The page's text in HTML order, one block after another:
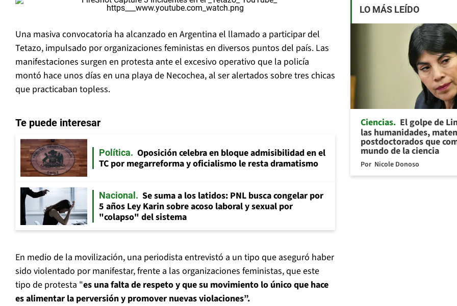
Una masiva convocatoria ha alcanzado en Argentina el llamado a participar del
Tetazo, impulsado por organizaciones feministas en diversos puntos del país. Las
manifestaciones surgen en protesta ante el excesivo operativo que la policía
montó hace unos días en una playa de Necochea, al ser alertados sobre tres chicas
que practicaban topless.
Te puede interesar
Política
Oposición celebra en bloque admisibilidad en el
TC por megarreforma y oficialismo le resta dramatismo
Nacional
Se suma a los latidos: PNL busca congelar por
5 años Ley Karin sobre acoso laboral y sexual por
"colapso" del sistema
En medio de la movilización, una periodista entrevistó a un tipo que aseguró haber
sido violentado por manifestar, frente a las organizaciones feministas, que este
tipo de protesta "es una falta de respeto y que su movimiento lo único que hace
es alimentar la perversión y promover nuevas violaciones”.
LO MÁS LEÍDO
Ciencias El golpe de
las humanidades,
postdoctorados que
mundo de la ciencia
Por Nicole Donoso